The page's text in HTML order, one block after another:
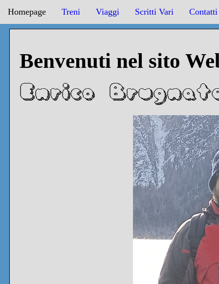
Homepage Treni Viaggi Scritti Vari Contatti
Benvenuti nel sito